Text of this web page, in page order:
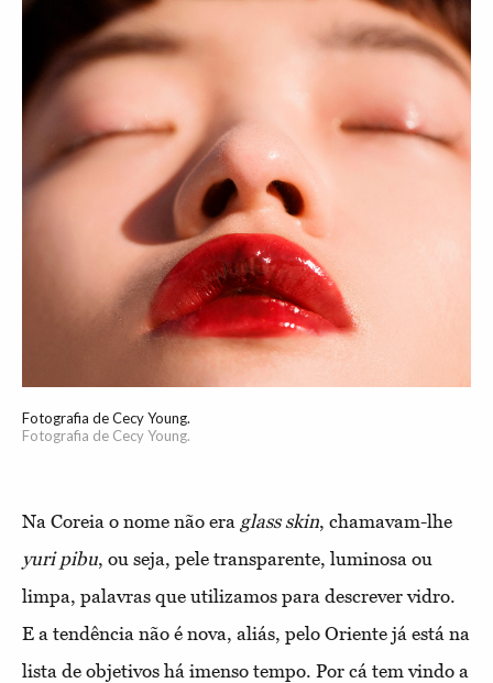
Fotografia de Cecy Young.
Fotografia de Cecy Young.
Na Coreia o nome não era glass skin, chamavam-lhe
yuri pibu, ou seja, pele transparente, luminosa ou
limpa, palavras que utilizamos para descrever vidro.
E a tendência não é nova, aliás, pelo Oriente já está na
lista de objetivos há imenso tempo. Por cá tem vindo a